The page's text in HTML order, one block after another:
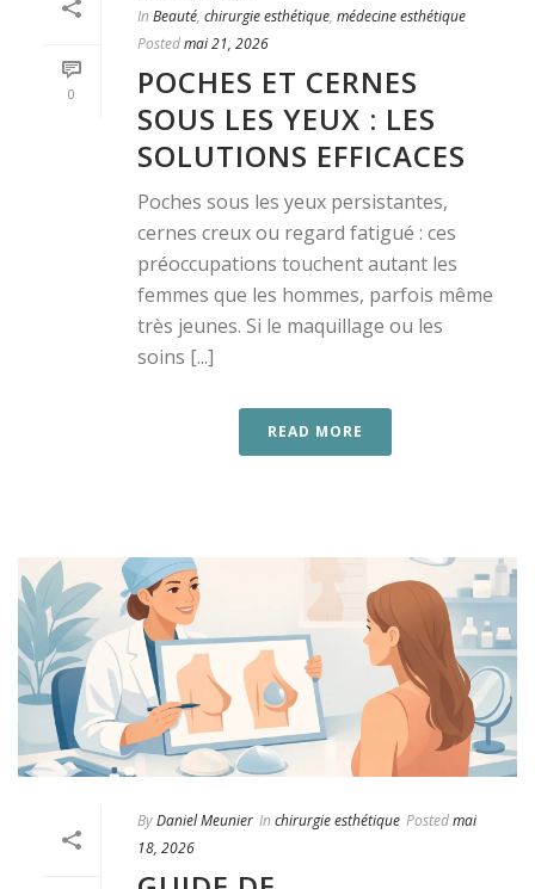
0
In Beauté, chirurgie esthétique, médecine esthétique
Postedmai 21, 2026
POCHES ET CERNES
SOUS LES YEUX : LES
SOLUTIONS EFFICACES
Poches sous les yeux persistantes,
cernes creux ou regard fatigué : ces
préoccupations touchent autant les
femmes que les hommes, parfois même
très jeunes. Si le maquillage ou les
soins [...]
READ MORE
ByDaniel Meunier In chirurgie esthétique Postedmai
18, 2026